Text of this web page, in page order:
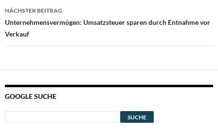
NÄCHSTER BEITRAG
Unternehmensvermögen: Umsatzsteuer sparen durch Entnahme vor
Verkauf
GOOGLE SUCHE